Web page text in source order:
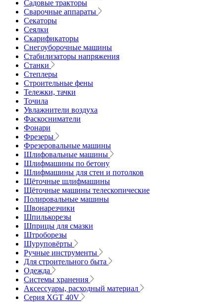
Садовые тракторы
Сварочные аппараты
Секаторы
Сеялки
Скарификаторы
Снегоуборочные машины
Стабилизаторы напряжения
Станки
Степлеры
Строительные фены
Тележки, тачки
Точила
Увлажнители воздуха
Фаскосниматели
Фонари
Фрезеры
Фрезеровальные машины
Шлифовальные машины
Шлифмашины по бетону
Шлифмашины для стен и потолков
Щёточные шлифмашины
Щёточные машины телескопические
Полировальные машины
Швонарезчики
Шпилькорезы
Шприцы для смазки
Штроборезы
Шуруповёрты
Ручные инструменты
Для строительного быта
Одежда
Системы хранения
Аксессуары, расходный материал
Серия XGT 40V